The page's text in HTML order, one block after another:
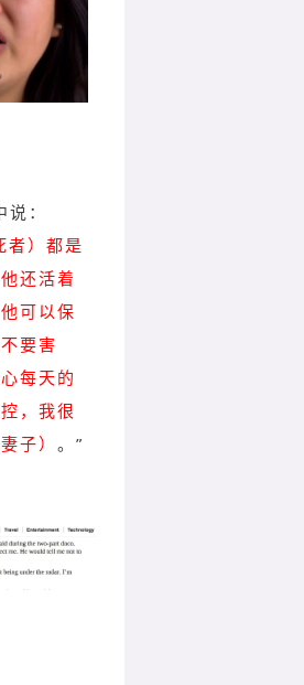
：
）都是
还活着
可以保
要害
每天的
，我很
子） 。”